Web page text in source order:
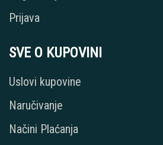
Prijava
SVE O KUPOVINI
Uslovi kupovine
Naručivanje
Načini Plaćanja